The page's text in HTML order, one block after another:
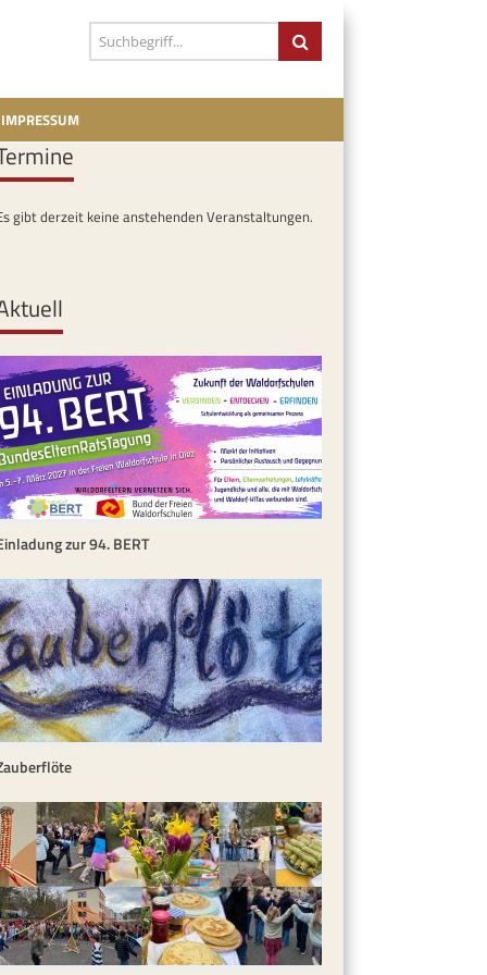
IMPRESSUM
gibt derzeit keine anstehenden Veranstaltungen.
zur 94. BERT